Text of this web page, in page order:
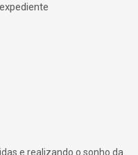
e realizando o sonho da